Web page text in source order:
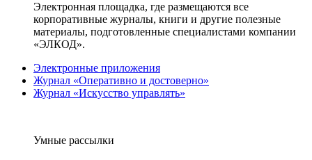
Электронная площадка, где размещаются все
корпоративные журналы, книги и другие полезные
материалы, подготовленные специалистами компании
«ЭЛКОД».
Электронные приложения
Журнал «Оперативно и достоверно»
Журнал «Искусство управлять»
Умные рассылки